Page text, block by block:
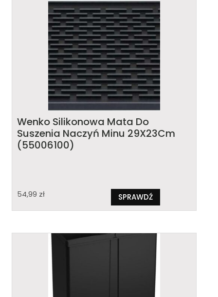
Wenko Silikonowa Mata Do
Suszenia Naczyń Minu 29X23Cm
(55006100)
54,99 zł SPRAWDŹ